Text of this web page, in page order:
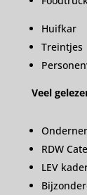
Huifkar
Treintjes
Veel
RDW
LEV